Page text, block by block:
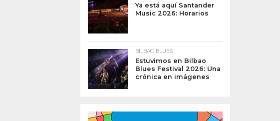
Ya está aquí Santander
Music 2026: Horarios
BILBAO BLUES
Estuvimos en Bilbao
Blues Festival 2026: Una
crónica en imágenes